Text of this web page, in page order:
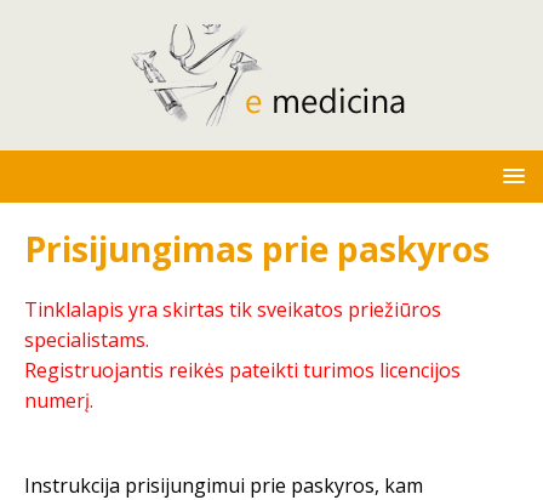
Prisijungimas prie paskyros
Tinklalapis yra skirtas tik sveikatos priežiūros
specialistams.
Registruojantis reikės pateikti turimos licencijos
numerį.
Instrukcija prisijungimui prie paskyros, kam